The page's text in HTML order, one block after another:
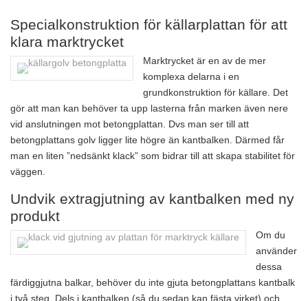
Specialkonstruktion för källarplattan för att
klara marktrycket
Marktrycket är en av de mer
komplexa delarna i en
grundkonstruktion för källare. Det
gör att man kan behöver ta upp lasterna från marken även nere
vid anslutningen mot betongplattan. Dvs man ser till att
betongplattans golv ligger lite högre än kantbalken. Därmed får
man en liten ”nedsänkt klack” som bidrar till att skapa stabilitet för
väggen.
Undvik extragjutning av kantbalken med ny
produkt
Om du
använder
dessa
färdiggjutna balkar, behöver du inte gjuta betongplattans kantbalk
i två steg. Dels i kantbalken (så du sedan kan fästa virket) och